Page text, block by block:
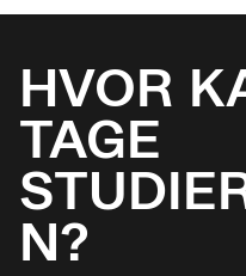
HVOR
TAGE
N?